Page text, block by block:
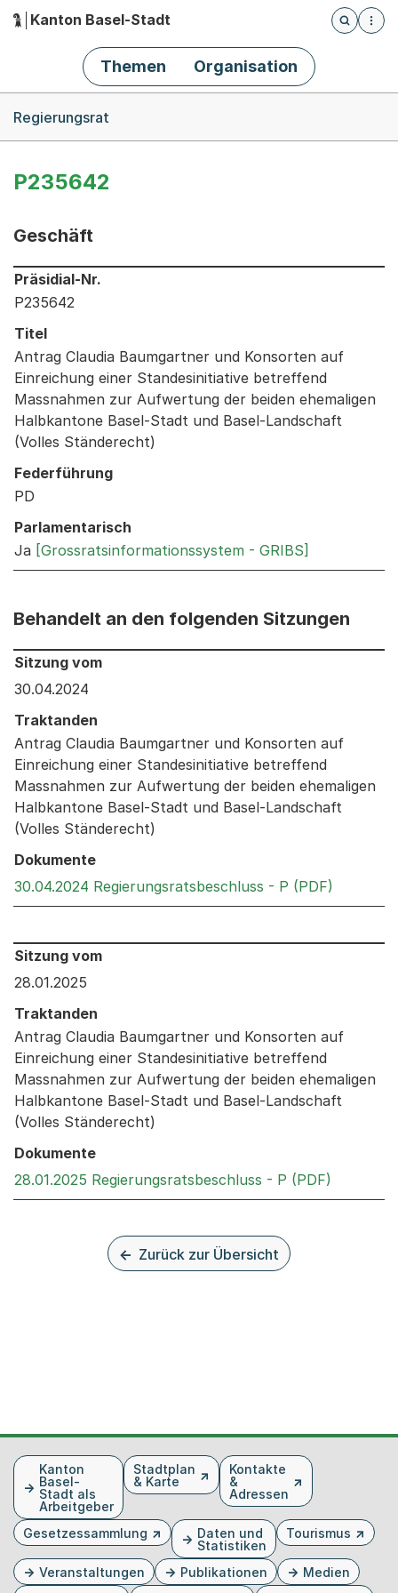
Hauptnavigation
Kanton Basel-Stadt
Öffnet
Themen Organisation
Regierungsrat
P235642
Geschäft
Informationen zum Ausgewählten Geschäft
Präsidial-Nr.
P235642
Titel
Antrag Claudia Baumgartner und Konsorten auf
Einreichung einer Standesinitiative betreffend
Massnahmen zur Aufwertung der beiden ehemaligen
Halbkantone Basel-Stadt und Basel-Landschaft
(Volles Ständerecht)
Federführung
PD
Parlamentarisch
Ja [Grossratsinformationssystem - GRIBS]
Behandelt an den folgenden Sitzungen
Behandelt an den folgenden Sitzungen: Informationen
Sitzung vom
30.04.2024
Traktanden
Antrag Claudia Baumgartner und Konsorten auf
Einreichung einer Standesinitiative betreffend
Massnahmen zur Aufwertung der beiden ehemaligen
Halbkantone Basel-Stadt und Basel-Landschaft
(Volles Ständerecht)
Dokumente
30.04.2024 Regierungsratsbeschluss - P (PDF)
Behandelt an den folgenden Sitzungen: Informationen
Sitzung vom
28.01.2025
Traktanden
Antrag Claudia Baumgartner und Konsorten auf
Einreichung einer Standesinitiative betreffend
Massnahmen zur Aufwertung der beiden ehemaligen
Halbkantone Basel-Stadt und Basel-Landschaft
(Volles Ständerecht)
Dokumente
28.01.2025 Regierungsratsbeschluss - P (PDF)
Zurück zur Übersicht
FusszeileKanton
Basel-
Stadt als
Arbeitgeber
Stadtplan
& Karte
Kontakte
&
Adressen
Gesetzessammlung
Daten und
Statistiken
Tourismus
Veranstaltungen Publikationen
Medien